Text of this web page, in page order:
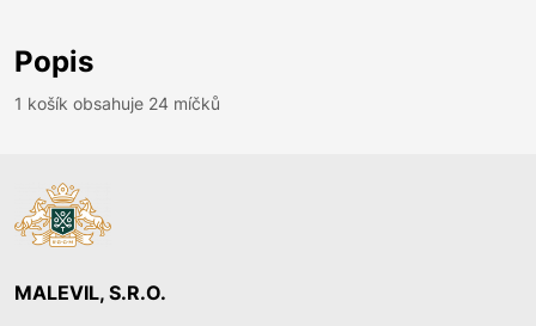
Popis
1 košík obsahuje 24 míčků
MALEVIL, S.R.O.